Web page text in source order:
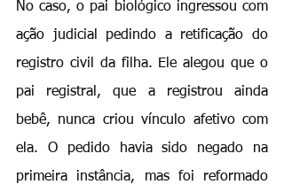
No caso, o pai biológico ingressou com
ação judicial pedindo a retificação do
registro civil da filha. Ele alegou que o
pai registral, que a registrou ainda
bebê, nunca criou vínculo afetivo com
ela. O pedido havia sido negado na
primeira instância, mas foi reformado